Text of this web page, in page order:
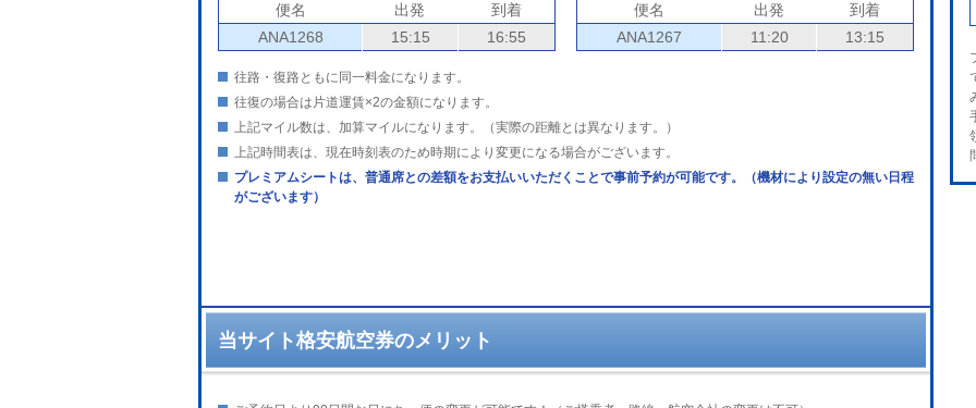
便名 出発
到着
ANA1268
15:15 16:55
便名 出発
到着
ANA1267
11:20 13:15
往路・復路ともに同一料金になります。
往復の場合は片道運賃×2の金額になります。
上記マイル数は、加算マイルになります。（実際の距離とは異なります。）
上記時間表は、現在時刻表のため時期により変更になる場合がございます。
プレミアムシートは、普通席との差額をお支払いいただくことで事前予約が可能です。（機材により設定の無い日程
がございます）
当サイト格安航空券のメリット